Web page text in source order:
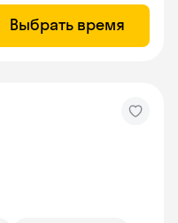
Выбрать время